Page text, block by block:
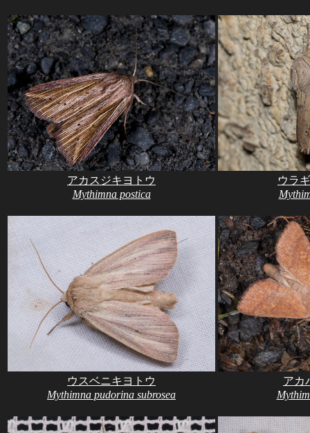
アカスジキヨトウ
Mythimna postica
ウラ
ウスベニキヨトウ
Mythimna pudorina subrosea
アカ